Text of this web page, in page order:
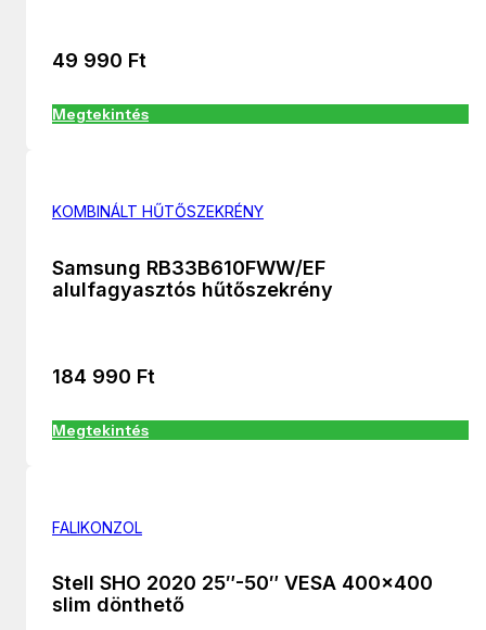
49 990 Ft
Megtekintés
KOMBINÁLT HŰTŐSZEKRÉNY
Samsung RB33B610FWW/EF
alulfagyasztós hűtőszekrény
184 990 Ft
Megtekintés
FALIKONZOL
Stell SHO 2020 25″-50″ VESA 400×400
slim dönthető